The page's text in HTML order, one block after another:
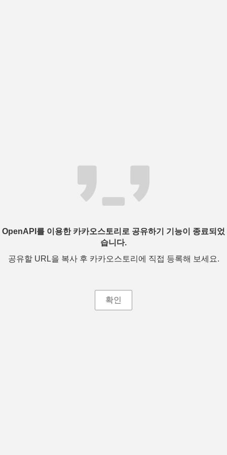
OpenAPI를 이용한 카카오스토리로 공유하기 기능이 종료되었
습니다.
공유할 URL을 복사 후 카카오스토리에 직접 등록해 보세요.
확인